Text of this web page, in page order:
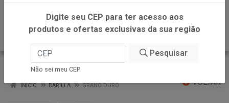
0
GRANO DURO
VOLTAR
INÍCIO BARILLA GRANO DURO
Digite seu CEP para ter acesso aos
produtos e ofertas exclusivas da sua região
Pesquisar
Não sei meu CEP